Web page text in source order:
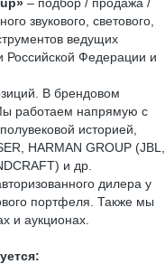
звукового, светового,
ведущих
Российской Федерации и
В брендовом
работаем напрямую с
историей,
HARMAN GROUP (JBL,
и др.
дилера у
портфеля. Также мы
и аукционах.